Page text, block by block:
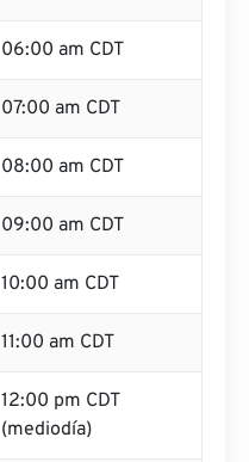
06:00 am CDT
07:00 am CDT
08:00 am CDT
09:00 am CDT
10:00 am CDT
11:00 am CDT
12:00 pm CDT
(mediodía)